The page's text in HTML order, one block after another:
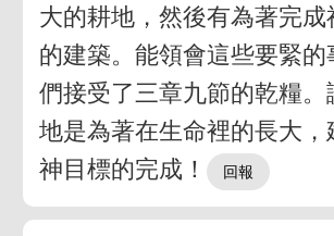
大的耕地，然後有為著完成
的建築。能領會這些要緊的
們接受了三章九節的乾糧。
地是為著在生命裡的長大，
神目標的完成！